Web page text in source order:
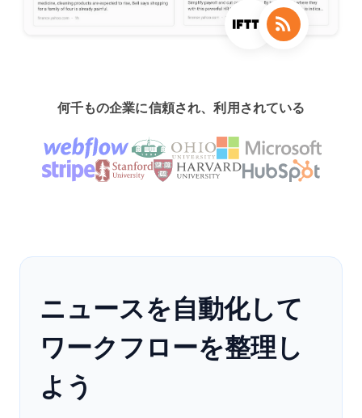
何千もの企業に信頼され、利用されている
ニュースを自動化して
ワークフローを整理し
よう